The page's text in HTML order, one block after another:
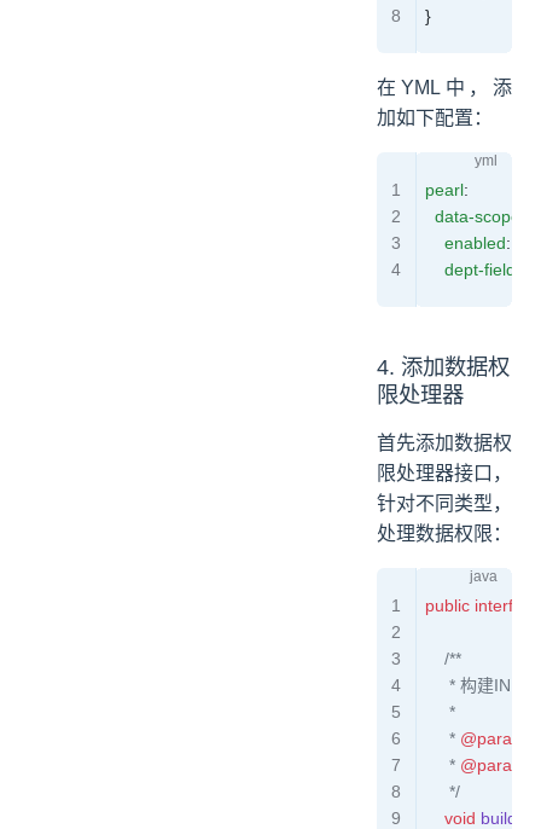
}
在YML中，添
加如下配置：
pearl:
  data-scope
    enabled
:
    dept-field
4. 添加数据权
限处理器
首先添加数据权
限处理器接口，
针对不同类型，
处理数据权限：
public interface
    /**
* 构建IN
     *
     *
@param
     *
@param
     */
    void